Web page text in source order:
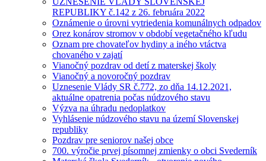
REPUBLIKY č.142 z 26. februára 2022
Oznámenie o úrovni vytriedenia komunálnych odpadov
Orez konárov stromov v období vegetačného kľudu
Oznam pre chovateľov hydiny a iného vtáctva
chovaného v zajatí
Vianočný pozdrav od detí z materskej školy
Vianočný a novoročný pozdrav
Uznesenie Vlády SR č.772, zo dňa 14.12.2021,
aktuálne opatrenia počas núdzového stavu
Výzva na úhradu nedoplatkov
Vyhlásenie núdzového stavu na území Slovenskej
republiky
Pozdrav pre seniorov našej obce
700. výročie prvej písomnej zmienky o obci Svederník